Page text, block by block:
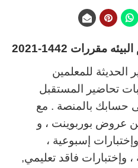
1442-2021
للمعلمين
تحاضير المستقبل
حسابك بالمنصة . مع
عروض بوربوينت ، و
إسبوعية ،
، وإختبارات فاقد تعليمي,